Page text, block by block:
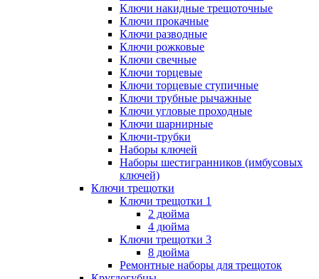
Ключи накидные трещоточные
Ключи прокачные
Ключи разводные
Ключи рожковые
Ключи свечные
Ключи торцевые
Ключи торцевые ступичные
Ключи трубные рычажные
Ключи угловые проходные
Ключи шарнирные
Ключи-трубки
Наборы ключей
Наборы шестигранников (имбусовых
ключей)
Ключи трещотки
Ключи трещотки 1
2 дюйма
4 дюйма
Ключи трещотки 3
8 дюйма
Ремонтные наборы для трещоток